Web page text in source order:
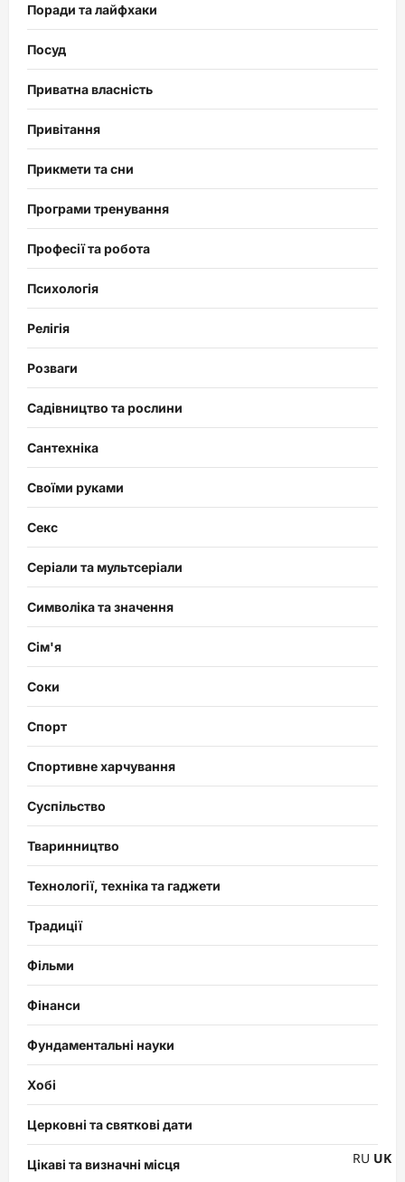
Поради та лайфхаки
Посуд
Приватна власність
Привітання
Прикмети та сни
Програми тренування
Професії та робота
Психологія
Релігія
Розваги
Садівництво та рослини
Сантехніка
Своїми руками
Секс
Серіали та мультсеріали
Символіка та значення
Сім'я
Соки
Спорт
Спортивне харчування
Суспільство
Тваринництво
Технології, техніка та гаджети
Традиції
Фільми
Фінанси
Фундаментальні науки
Хобі
Церковні та святкові дати
Цікаві та визначні місця RU UK